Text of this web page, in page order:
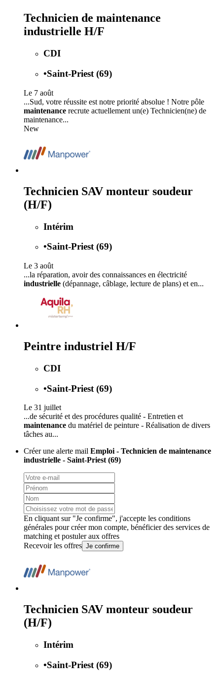
Technicien de maintenance
industrielle H/F
CDI
•Saint-Priest (69)
Le 7 août
...Sud, votre réussite est notre priorité absolue ! Notre pôle
maintenance recrute actuellement un(e) Technicien(ne) de
maintenance...
New
Technicien SAV monteur soudeur
(H/F)
Intérim
•Saint-Priest (69)
Le 3 août
...la réparation, avoir des connaissances en électricité
industrielle (dépannage, câblage, lecture de plans) et en...
Peintre industriel H/F
CDI
•Saint-Priest (69)
Le 31 juillet
...de sécurité et des procédures qualité - Entretien et
maintenance du matériel de peinture - Réalisation de divers
tâches au...
Créer une alerte mail Emploi - Technicien de maintenance
industrielle - Saint-Priest (69)
En cliquant sur "Je confirme", j'accepte les conditions
générales pour créer mon compte, bénéficier des services de
matching et postuler aux offres
Recevoir les offres Je confirme
Technicien SAV monteur soudeur
(H/F)
Intérim
•Saint-Priest (69)